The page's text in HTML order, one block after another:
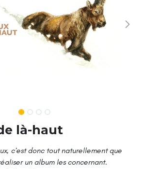
là-haut
c’est donc tout naturellement que
un album les concernant.